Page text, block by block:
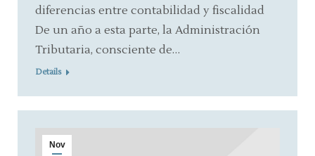
diferencias entre contabilidad y fiscalidad
De un año a esta parte, la Administración
Tributaria, consciente de…
Details
Nov